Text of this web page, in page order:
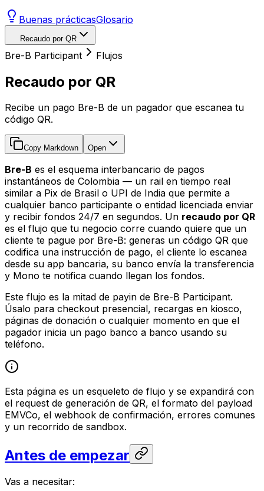
Buenas prácticasGlosario
Recaudo por QR
Bre-B Participant Flujos
Recaudo por QR
Recibe un pago Bre-B de un pagador que escanea tu
código QR.
Copy Markdown Open
Bre-B es el esquema interbancario de pagos
instantáneos de Colombia — un rail en tiempo real
similar a Pix de Brasil o UPI de India que permite a
cualquier banco participante o entidad licenciada enviar
y recibir fondos 24/7 en segundos. Un recaudo por QR
es el flujo que tu negocio corre cuando quiere que un
cliente te pague por Bre-B: generas un código QR que
codifica una instrucción de pago, el cliente lo escanea
desde su app bancaria, su banco envía la transferencia
y Mono te notifica cuando llegan los fondos.
Este flujo es la mitad de payin de Bre-B Participant.
Úsalo para checkout presencial, recargas en kiosco,
páginas de donación o cualquier momento en que el
pagador inicia un pago banco a banco usando su
teléfono.
Esta página es un esqueleto de flujo y se expandirá con
el request de generación de QR, el formato del payload
EMVCo, el webhook de confirmación, errores comunes
y un recorrido de sandbox.
Antes de empezar
Vas a necesitar: